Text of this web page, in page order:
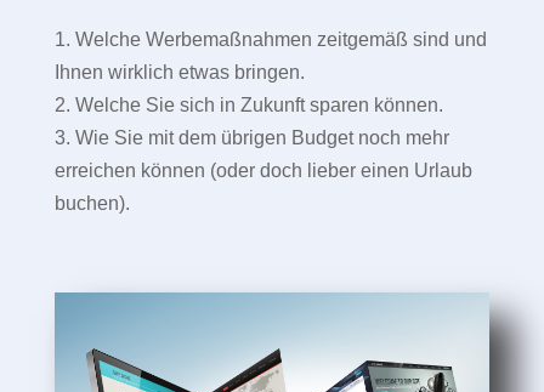
1. Welche Werbemaßnahmen zeitgemäß sind und
Ihnen wirklich etwas bringen.
2. Welche Sie sich in Zukunft sparen können.
3. Wie Sie mit dem übrigen Budget noch mehr
erreichen können (oder doch lieber einen Urlaub
buchen).